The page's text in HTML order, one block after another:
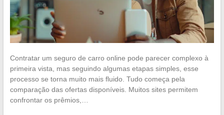
Contratar um seguro de carro online pode parecer complexo à
primeira vista, mas seguindo algumas etapas simples, esse
processo se torna muito mais fluido. Tudo começa pela
comparação das ofertas disponíveis. Muitos sites permitem
confrontar os prêmios,…